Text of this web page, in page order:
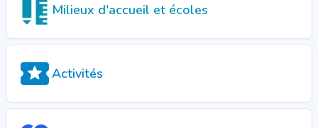
Milieux d'accueil et écoles
Activités